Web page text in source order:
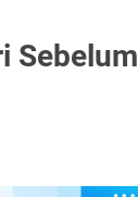
Sebelum